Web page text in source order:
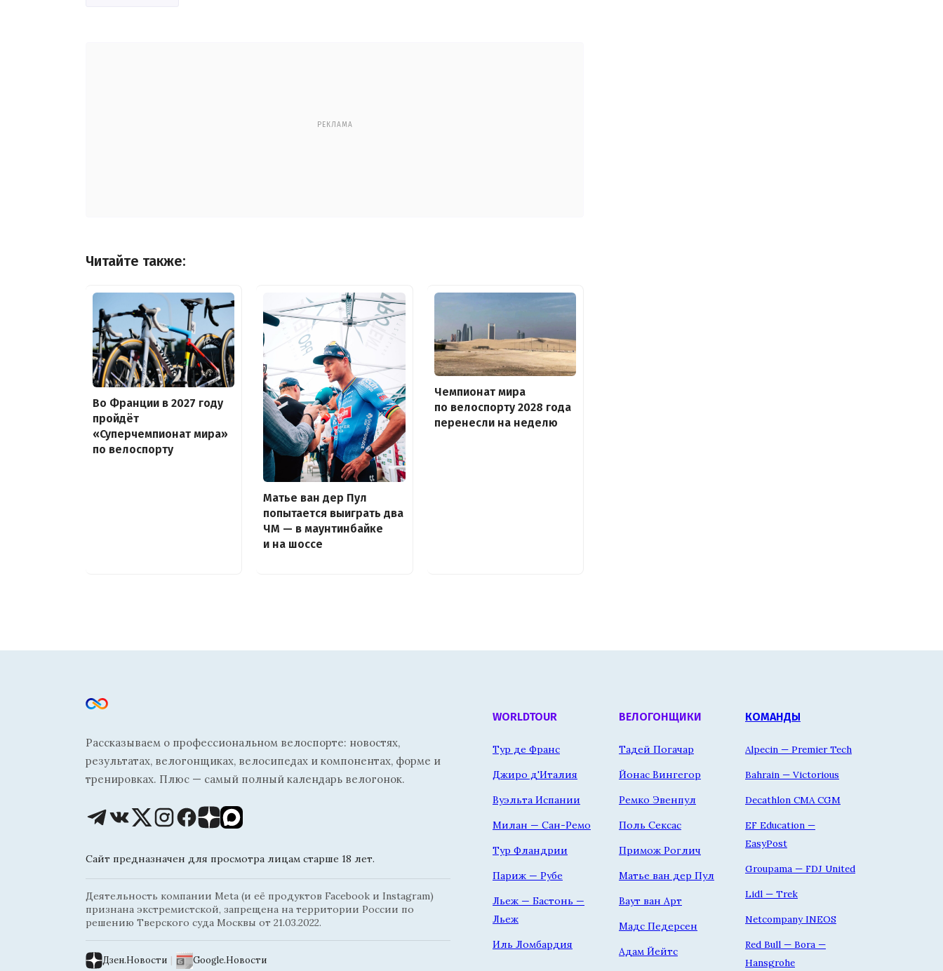
РЕКЛАМА
Читайте также:
Во Франции в 2027 году
пройдёт
«Суперчемпионат мира»
по велоспорту
Матье ван дер Пул
попытается выиграть два
ЧМ — в маунтинбайке
и на шоссе
Чемпионат мира
по велоспорту 2028 года
перенесли на неделю
Рассказываем о профессиональном велоспорте: новостях,
результатах, велогонщиках, велосипедах и компонентах, форме и
тренировках. Плюс — самый полный календарь велогонок.
Сайт предназначен для просмотра лицам старше 18 лет.
Деятельность компании Meta (и её продуктов Facebook и Instagram)
признана экстремистской, запрещена на территории России по
решению Тверского суда Москвы от 21.03.2022.
Дзен.Новости | Google.Новости
WORLDTOUR
Тур де Франс
Джиро д'Италия
Вуэльта Испании
Милан — Сан-Ремо
Тур Фландрии
Париж — Рубе
Льеж — Бастонь —
Льеж
Иль Ломбардия
ВЕЛОГОНЩИКИ
Тадей Погачар
Йонас Вингегор
Ремко Эвенпул
Поль Сексас
Примож Роглич
Матье ван дер Пул
Ваут ван Арт
Мадс Педерсен
Адам Йейтс
КОМАНДЫ
Alpecin — Premier Tech
Bahrain — Victorious
Decathlon CMA CGM
EF Education —
EasyPost
Groupama — FDJ United
Lidl — Trek
Netcompany INEOS
Red Bull — Bora —
Hansgrohe